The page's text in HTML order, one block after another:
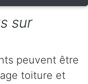
sur
peuvent être
toiture et